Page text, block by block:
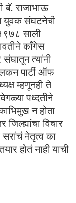
बॅ. राजाभाऊ
युवक संघटनेची
साली
काँगेस
त्यांनी
पार्टी ऑफ
म्हणूनही ते
पध्दतीने
न होता
जिल्ह्यांचा विचार
नेतृत्व का
होतं नाही याची